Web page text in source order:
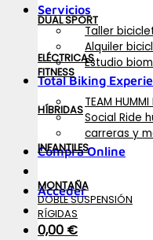
Servicios
Taller
Alquiler
Estudio
Total Biking
TEAM HUMMI
Social Ride
carreras y
Compra Online
Acceder
0,00 €
DUAL SPORT
ELÉCTRICAS
FITNESS
HÍBRIDAS
INFANTILES
MONTAÑA
DOBLE SUSPENSIÓN
RÍGIDAS